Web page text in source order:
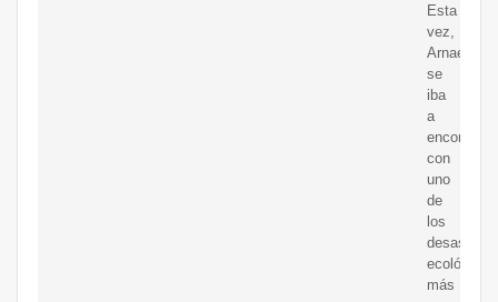
Esta
vez,
Arnaez
se
iba
a
encontrar
con
uno
de
los
desastres
ecológicos
más